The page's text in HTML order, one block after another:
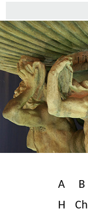
A B
H
Ch